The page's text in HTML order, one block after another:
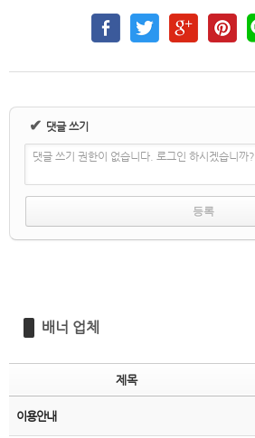
✔ 댓글 쓰기
댓글 쓰기 권한이 없습니다. 로그인 하시겠습니까?
배너 업체
제목
이용안내